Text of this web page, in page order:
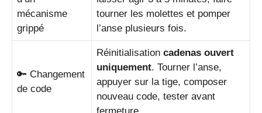
mécanisme
grippé
tourner les molettes et pomper
l’anse plusieurs fois.
🔑 Changement
de code
Réinitialisation cadenas ouvert
uniquement. Tourner l’anse,
appuyer sur la tige, composer
nouveau code, tester avant